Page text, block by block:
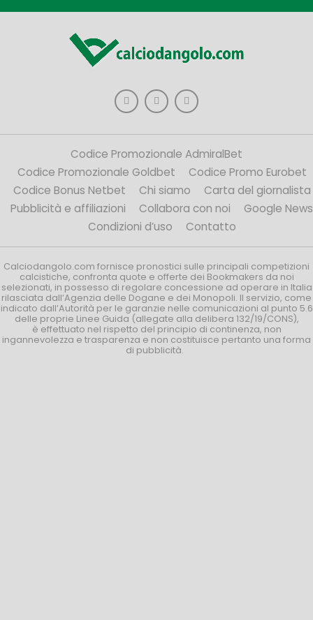
Codice Promozionale AdmiralBet
Codice Promozionale Goldbet
Codice Promo Eurobet
Codice Bonus Netbet
Chi siamo
Carta del giornalista
Pubblicità e affiliazioni
Collabora con noi
Google News
Condizioni d’uso
Contatto
Calciodangolo.com fornisce pronostici sulle principali competizioni
calcistiche, confronta quote e offerte dei Bookmakers da noi
selezionati, in possesso di regolare concessione ad operare in Italia
rilasciata dall’Agenzia delle Dogane e dei Monopoli. Il servizio, come
indicato dall’Autorità per le garanzie nelle comunicazioni al punto 5.6
delle proprie Linee Guida (allegate alla delibera 132/19/CONS),
è effettuato nel rispetto del principio di continenza, non
ingannevolezza e trasparenza e non costituisce pertanto una forma
di pubblicità.